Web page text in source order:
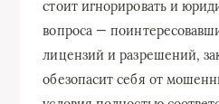
стоит игнорировать и
вопроса —
лицензий и разрешений,
обезопасит себя от